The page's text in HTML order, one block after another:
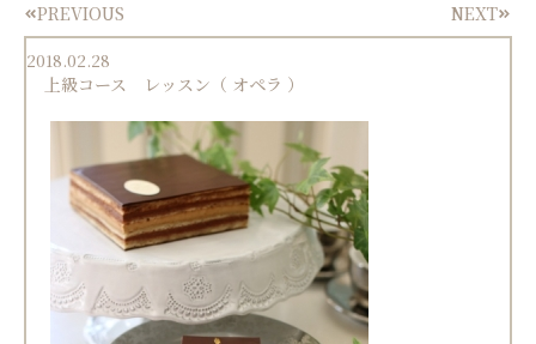
PrevPREVIOUS NEXTNext
2018.02.28
上級コース レッスン（ オペラ ）